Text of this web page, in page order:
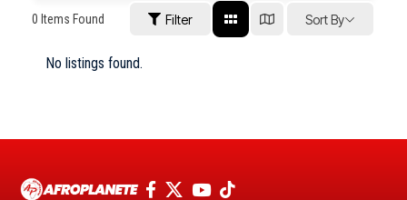
0 Items Found Filter Sort By
No listings found.